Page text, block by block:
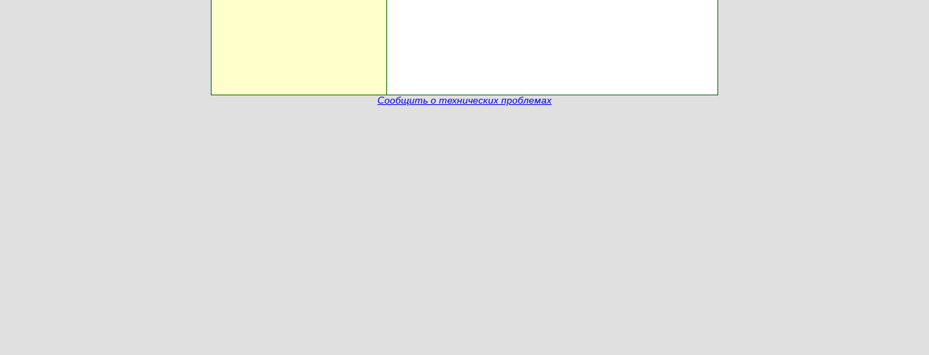
Сообщить о технических проблемах